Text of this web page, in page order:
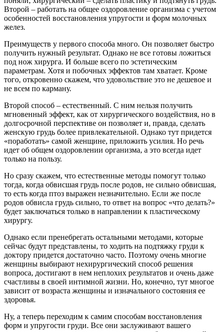
Второй – работать на общее оздоровление организма с учетом
особенностей восстановления упругости и форм молочных
желез.
Преимуществ у первого способа много. Он позволяет быстро
получить нужный результат. Однако не все готовы ложиться
под нож хирурга. И больше всего по эстетическим
параметрам. Хотя и побочных эффектов там хватает. Кроме
того, откровенно скажем, что удовольствие это не дешевое и
не всем по карману.
Второй способ – естественный. С ним нельзя получить
мгновенный эффект, как от хирургического воздействия, но в
долгосрочной перспективе он позволяет и, правда, сделать
женскую грудь более привлекательной. Однако тут придется
«поработать» самой женщине, приложить усилия. Но речь
идет об общем оздоровлении организма, а это всегда идет
только на пользу.
Но сразу скажем, что естественные методы помогут только
тогда, когда обвисшая грудь после родов, не сильно обвисшая,
то есть когда птоз выражен незначительно. Если же после
родов обвисла грудь сильно, то ответ на вопрос «что делать?»
будет заключаться только в направлении к пластическому
хирургу.
Однако если пренебрегать остальными методами, которые
сейчас будут представлены, то ходить на подтяжку груди к
доктору придется достаточно часто. Поэтому очень многие
женщины выбирают нехирургический способ решения
вопроса, достигают в нем неплохих результатов и очень даже
счастливы в своей интимной жизни. Но, конечно, тут многое
зависит от возраста женщины и изначального состояния ее
здоровья.
Ну, а теперь переходим к самим способам восстановления
форм и упругости груди. Все они заслуживают вашего